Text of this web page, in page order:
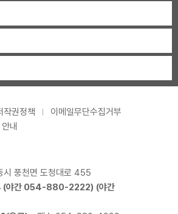
작권정책
이메일무단수집거부
내
풍천면 도청대로 455
(야간 054-880-2222) (야간